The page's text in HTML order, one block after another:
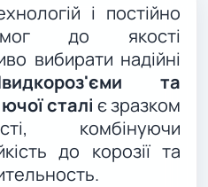
і постійно
до якості
вибирати надійні
та
сталі є зразком
комбінуючи
до корозії та